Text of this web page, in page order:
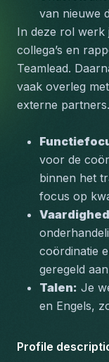
van nieuwe
In deze rol werk
collega’s en
Teamlead.
vaak overleg
externe partners.
voor de
binnen het
focus op
coördinatie
geregeld
Talen: Je
en Engels,
Profile